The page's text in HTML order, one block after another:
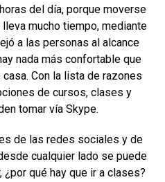
del día, porque moverse
mucho tiempo, mediante
a las personas al alcance
nada más confortable que
Con la lista de razones
de cursos, clases y
tomar vía Skype.
de las redes sociales y de
cualquier lado se puede
qué hay que ir a clases?